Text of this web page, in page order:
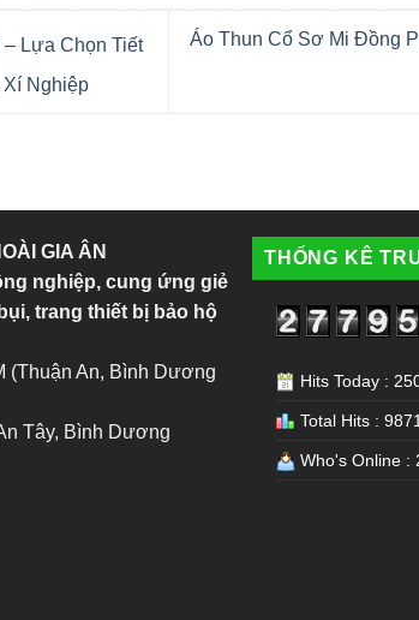
– Lựa Chọn Tiết
Xí Nghiệp
Áo Thun Cổ Sơ Mi Đồng
GIA ÂN
nghiệp, cung ứng giẻ
trang thiết bị bảo hộ
(Thuận An, Bình Dương
Tây, Bình Dương
THỐNG KÊ
Hits Today :
Total Hits :
Who's Online :